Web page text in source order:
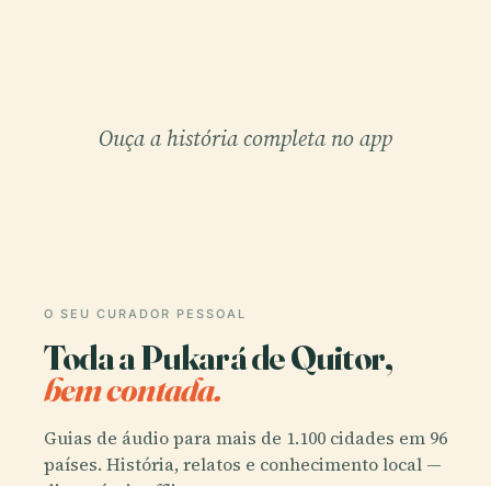
Ouça a história completa no app
O SEU CURADOR PESSOAL
Toda a Pukará de Quitor,
bem contada.
Guias de áudio para mais de 1.100 cidades em 96
países. História, relatos e conhecimento local —